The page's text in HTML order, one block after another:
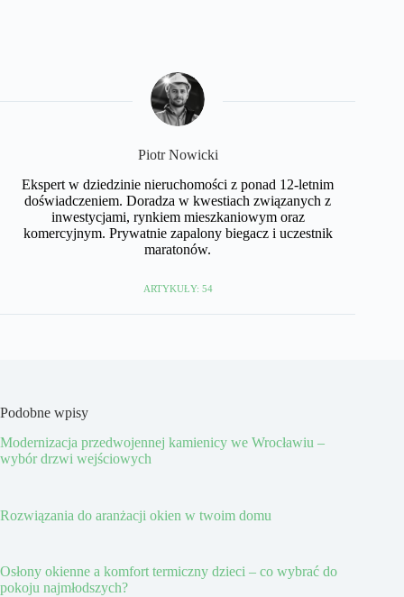
Piotr Nowicki
Ekspert w dziedzinie nieruchomości z ponad 12-letnim
doświadczeniem. Doradza w kwestiach związanych z
inwestycjami, rynkiem mieszkaniowym oraz
komercyjnym. Prywatnie zapalony biegacz i uczestnik
maratonów.
ARTYKUŁY: 54
Podobne wpisy
Modernizacja przedwojennej kamienicy we Wrocławiu –
wybór drzwi wejściowych
Rozwiązania do aranżacji okien w twoim domu
Osłony okienne a komfort termiczny dzieci – co wybrać do
pokoju najmłodszych?